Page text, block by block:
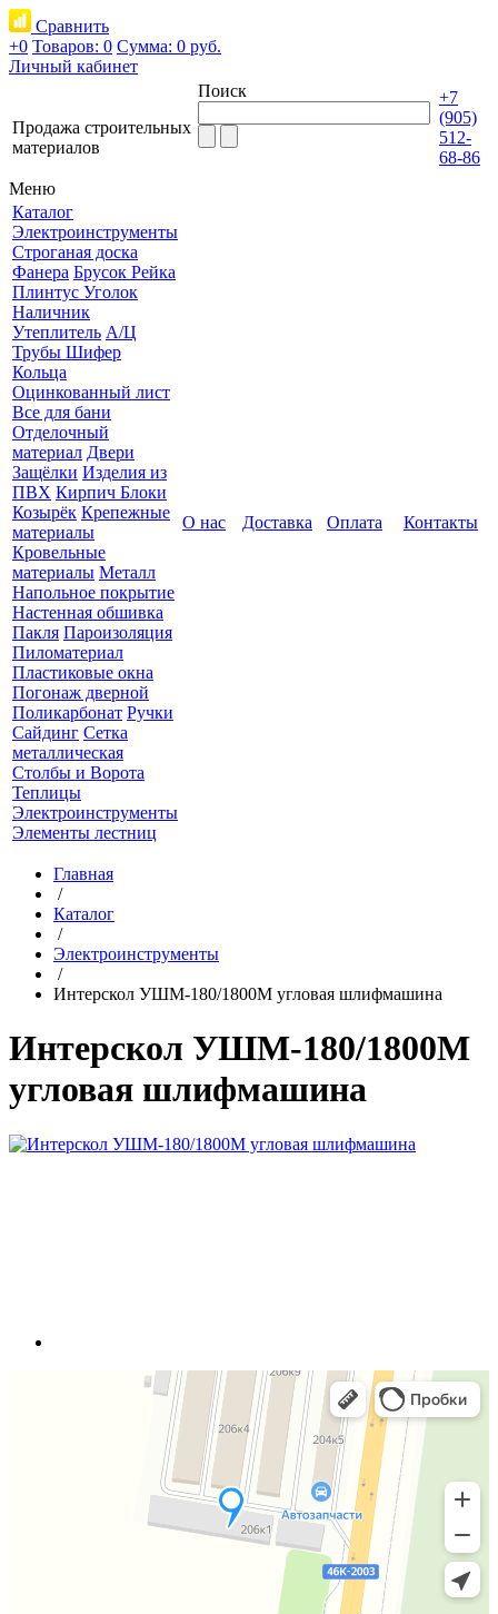
Сравнить
+0 Товаров: 0 Сумма: 0 руб.
Личный кабинет
Продажа строительных
материалов
Поиск
+7
(905)
512-
68-86
Меню
Каталог
Электроинструменты
Строганая доска
Фанера Брусок Рейка
Плинтус Уголок
Наличник
Утеплитель А/Ц
Трубы Шифер
Кольца
Оцинкованный лист
Все для бани
Отделочный
материал Двери
Защёлки Изделия из
ПВХ Кирпич Блоки
Козырёк Крепежные
материалы
Кровельные
материалы Металл
Напольное покрытие
Настенная обшивка
Пакля Пароизоляция
Пиломатериал
Пластиковые окна
Погонаж дверной
Поликарбонат Ручки
Сайдинг Сетка
металлическая
Столбы и Ворота
Теплицы
Электроинструменты
Элементы лестниц
О нас Доставка Оплата Контакты
Главная
/
Каталог
/
Электроинструменты
/
Интерскол УШМ-180/1800М угловая шлифмашина
Интерскол УШМ-180/1800М
угловая шлифмашина